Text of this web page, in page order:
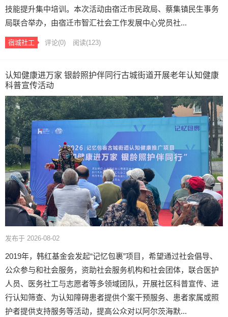
技能提升集中培训。本次活动由宿迁市民政局、蔡集镇民生事务
局联合举办，由宿迁市智汇社会工作发展中心党员社...
宿城社工 评论(0) 阅读(123)
认知健康进万家 银龄照护伴同行古城街道开展老年认知健康
科普宣传活动
发布于 2026-08-02
2019年，韩红基金会发起“记忆包裹”项目，希望通过社会倡导、
公众参与和社会服务，资助社会服务机构和社会团体，联合医护
人员、医务社工与志愿者等多领域团队，开展社区科普宣传、进
行认知筛查、为认知障碍患者提供个案干预服务、患者家属或照
护者提供支持服务等活动，提高公众对以阿尔茨海默...